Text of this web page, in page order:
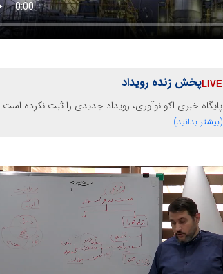
پخش زنده رویداد
پایگاه خبری اکو نوآوری، رویداد جدیدی را ثبت نکرده است.
(بیشتر بدانید)